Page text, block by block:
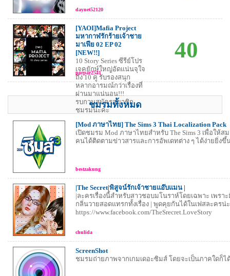
daynet52120
[YAOI]Mafia Project
มหากาฬรักร้ายเจ้าชาย
มาเฟีย 02 EP 02
[NEW!!]
10 Story Series ซีรีย์โปร
เจคยักษ์ใหญ่อัดแน่นจุใจ
ถึง 10 คู่ รับรองสนุก
หลากอารมณ์กว่าเรื่องที่
ผ่านมาแน่นอน!!!
รบกวนสมัครสมาชิก
ชมรมนะคะ
porpar2541
40
ชมรมทั้งหมด
[Mod ภาษาไทย] The Sims 3 Thai Localization Pack
เปิดชมรม Mod ภาษาไทยสำหรับ The Sims 3 เพื่อให้ส
คนได้ติดตามข่าวสารและการอัพเดทต่าง ๆ ได้ง่ายยิ่งขึ้
bestzakung
|The Secret|พิสูจน์รักเจ้าชายแอ๊บแมน |
|ละครเรื่องนี้สำหรับสาวชอบมโนราห์โดยเฉพาะ เพรา
กลิ่นวายสอดแทรกทั้งเรื่อง | พูดคุยกันได้ในเฟสละครน่
https://www.facebook.com/TheSrecret.LoveStory
chulida
ScreenShot
ชมรมถ่ายภาพจากเกมเดอะซิมส์ โดยจะเป็นภาคใดก็ไ